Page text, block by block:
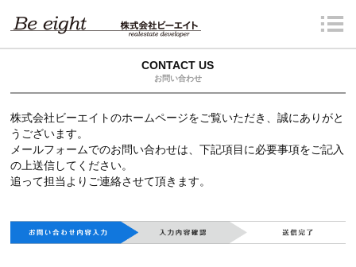
CONTACT US
お問い合わせ
株式会社ビーエイトのホームページをご覧いただき、誠にありがと
うございます。
メールフォームでのお問い合わせは、下記項目に必要事項をご記入
の上送信してください。
追って担当よりご連絡させて頂きます。